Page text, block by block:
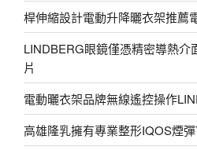
桿伸縮設計電動升降曬衣架推薦
LINDBERG眼鏡僅憑精密導熱介
片
電動曬衣架品牌無線遙控操作
高雄隆乳擁有專業整形IQOS煙